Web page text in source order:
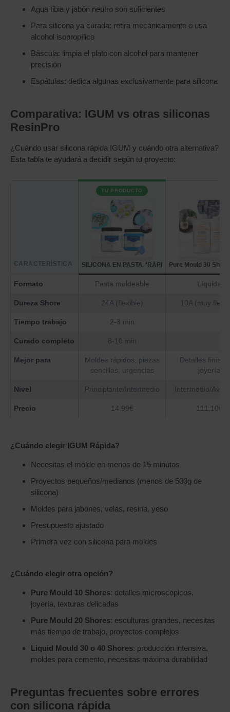
Agua tibia y jabón neutro son suficientes
Para silicona ya curada: retira mecánicamente o usa
alcohol isopropílico
Báscula: limpia el plato con alcohol para mantener
precisión
Espátulas: dedica algunas exclusivamente para silicona
Comparativa: IGUM vs otras siliconas
ResinPro
¿Cuándo usar silicona rápida IGUM y cuándo otra alternativa?
Esta tabla te ayudará a decidir según tu proyecto:
CARACTERÍSTICA
TU PRODUCTO
SILICONA EN PASTA “RÁPIDA” IGUMPure Mould 30
Formato Pasta moldeable Líquida
Dureza Shore 24A (flexible) 10A (muy
Tiempo trabajo 2-3 min
Curado completo 8-10 min
Mejor para
Moldes rápidos, piezas
sencillas, urgencias
Detalles
joyería
Nivel Principiante/Intermedio Intermedio/
Precio 14.99€ 111.10€
¿Cuándo elegir IGUM Rápida?
Necesitas el molde en menos de 15 minutos
Proyectos pequeños/medianos (menos de 500g de
silicona)
Moldes para jabones, velas, resina, yeso
Presupuesto ajustado
Primera vez con silicona para moldes
¿Cuándo elegir otra opción?
Pure Mould 10 Shores: detalles microscópicos,
joyería, texturas delicadas
Pure Mould 20 Shores: esculturas grandes, necesitas
más tiempo de trabajo, proyectos complejos
Liquid Mould 30 o 40 Shores: producción intensiva,
moldes para cemento, necesitas máxima durabilidad
Preguntas frecuentes sobre errores
con silicona rápida